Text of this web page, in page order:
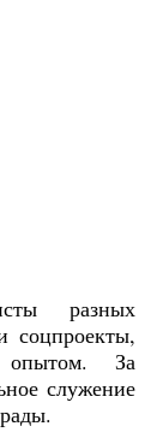
разных
соцпроекты,
опытом. За
служение